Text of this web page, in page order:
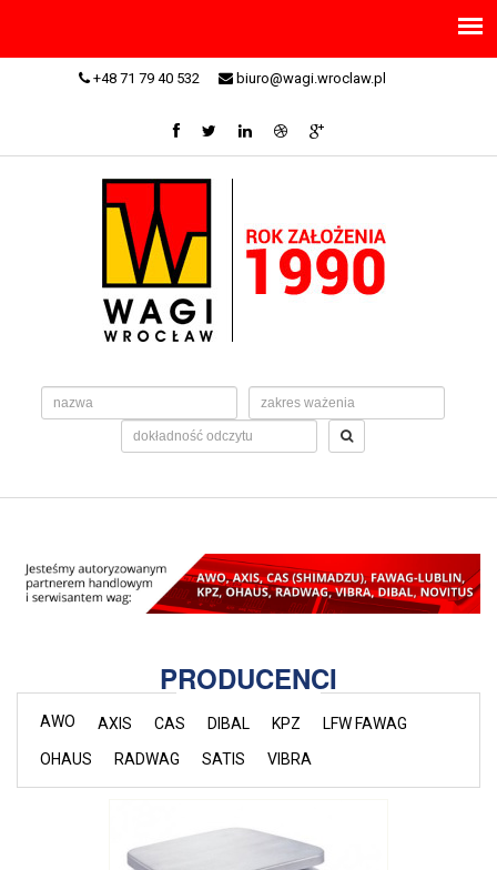
+48 71 79 40 532 biuro@wagi.wroclaw.pl
PRODUCENCI
AWO AXIS CAS DIBAL KPZ
LFW FAWAG
OHAUS
RADWAG SATIS VIBRA